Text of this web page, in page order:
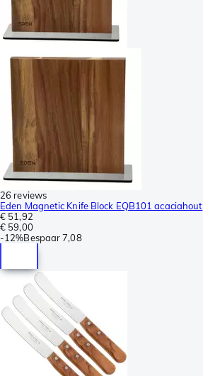
26 reviews
Eden Magnetic Knife Block EQB101 acaciahout
€ 51,92
€ 59,00
-12%Bespaar 7,08